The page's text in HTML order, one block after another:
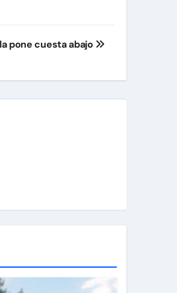
pone cuesta abajo